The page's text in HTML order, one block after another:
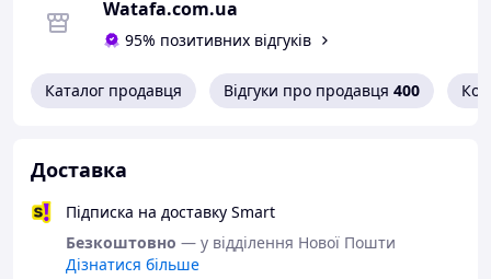
Кронштейн дозволяє регулювати відстань від стіни в
діапазоні 80–460 мм, а також змінювати кут нахилу і
точок кімнати.
Watafa.com.ua
95% позитивних відгуків
Каталог продавця Відгуки про продавця 400
Доставка
Підписка на доставку Smart
Безкоштовно — у відділення Нової Пошти
Дізнатися більше